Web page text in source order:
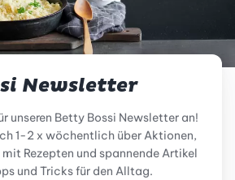
Newsletter
unseren Betty Bossi Newsletter an!
1-2 x wöchentlich über Aktionen,
Rezepten und spannende Artikel
und Tricks für den Alltag.